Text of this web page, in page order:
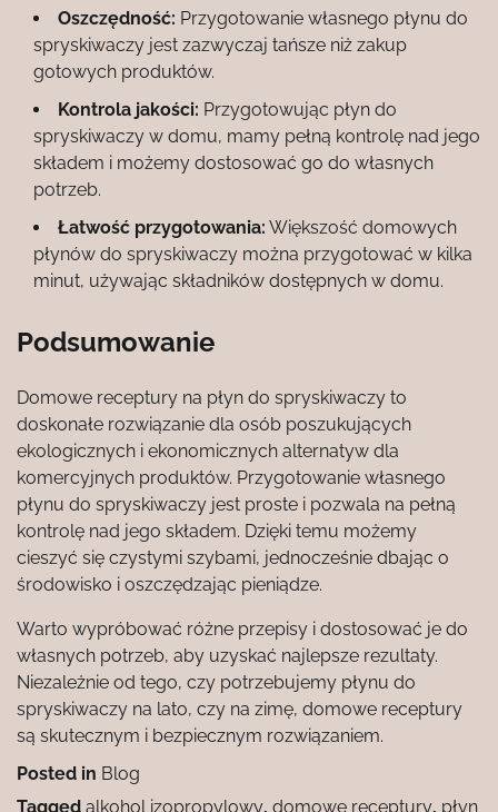
Oszczędność: Przygotowanie własnego płynu do
spryskiwaczy jest zazwyczaj tańsze niż zakup
gotowych produktów.
Kontrola jakości: Przygotowując płyn do
spryskiwaczy w domu, mamy pełną kontrolę nad jego
składem i możemy dostosować go do własnych
potrzeb.
Łatwość przygotowania: Większość domowych
płynów do spryskiwaczy można przygotować w kilka
minut, używając składników dostępnych w domu.
Podsumowanie
Domowe receptury na płyn do spryskiwaczy to
doskonałe rozwiązanie dla osób poszukujących
ekologicznych i ekonomicznych alternatyw dla
komercyjnych produktów. Przygotowanie własnego
płynu do spryskiwaczy jest proste i pozwala na pełną
kontrolę nad jego składem. Dzięki temu możemy
cieszyć się czystymi szybami, jednocześnie dbając o
środowisko i oszczędzając pieniądze.
Warto wypróbować różne przepisy i dostosować je do
własnych potrzeb, aby uzyskać najlepsze rezultaty.
Niezależnie od tego, czy potrzebujemy płynu do
spryskiwaczy na lato, czy na zimę, domowe receptury
są skutecznym i bezpiecznym rozwiązaniem.
Posted in Blog
Tagged alkohol izopropylowy, domowe receptury, płyn